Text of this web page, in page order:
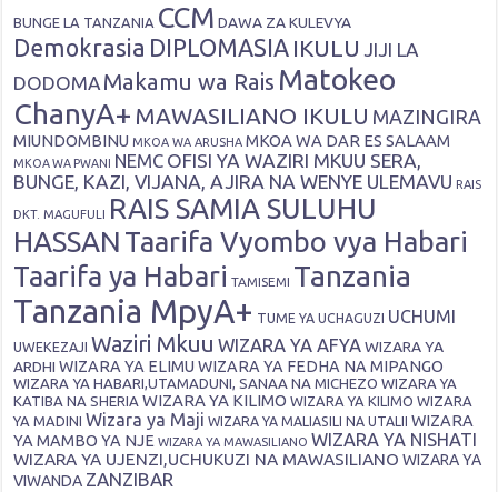
BUNGE LA TANZANIA CCM DAWA ZA KULEVYA
Demokrasia DIPLOMASIA IKULU JIJI LA
DODOMA Makamu wa Rais Matokeo
ChanyA+ MAWASILIANO IKULU MAZINGIRA
MIUNDOMBINU MKOA WA ARUSHA MKOA WA DAR ES SALAAM
MKOA WA PWANI NEMC OFISI YA WAZIRI MKUU SERA,
BUNGE, KAZI, VIJANA, AJIRA NA WENYE ULEMAVU RAIS
DKT. MAGUFULI
RAIS SAMIA SULUHU
HASSAN Taarifa Vyombo vya Habari
Taarifa ya Habari TAMISEMI Tanzania
Tanzania MpyA+ TUME YA UCHAGUZI UCHUMI
UWEKEZAJI Waziri Mkuu WIZARA YA AFYA WIZARA YA
ARDHI WIZARA YA ELIMU WIZARA YA FEDHA NA MIPANGO
WIZARA YA HABARI,UTAMADUNI, SANAA NA MICHEZO WIZARA YA
KATIBA NA SHERIA WIZARA YA KILIMO WIZARA YA KILIMO WIZARA
YA MADINI Wizara ya Maji WIZARA YA MALIASILI NA UTALII
WIZARA
YA MAMBO YA NJE WIZARA YA MAWASILIANO WIZARA YA NISHATI
WIZARA YA UJENZI,UCHUKUZI NA MAWASILIANO WIZARA YA
VIWANDA ZANZIBAR